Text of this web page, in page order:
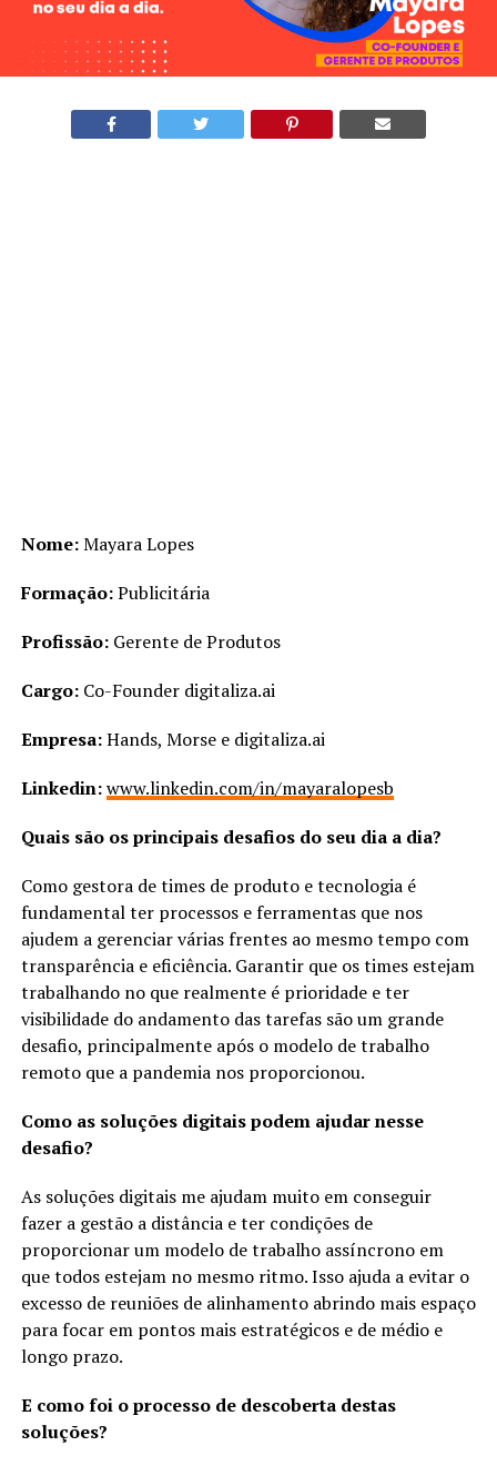
Nome:Mayara Lopes
Formação:Publicitária
Profissão: Gerente de Produtos
Cargo:Co-Founder digitaliza.ai
Empresa:Hands, Morse e digitaliza.ai
Linkedin:www.linkedin.com/in/mayaralopesb
Quais são os principais desafios do seu dia a dia?
Como gestora de times de produto e tecnologia é
fundamental ter processos e ferramentas que nos
ajudem a gerenciar várias frentes ao mesmo tempo com
transparência e eficiência. Garantir que os times estejam
trabalhando no que realmente é prioridade e ter
visibilidade do andamento das tarefas são um grande
desafio, principalmente após o modelo de trabalho
remoto que a pandemia nos proporcionou.
Como as soluções digitais podem ajudar nesse
desafio?
As soluções digitais me ajudam muito em conseguir
fazer a gestão a distância e ter condições de
proporcionar um modelo de trabalho assíncrono em
que todos estejam no mesmo ritmo. Isso ajuda a evitar o
excesso de reuniões de alinhamento abrindo mais espaço
para focar em pontos mais estratégicos e de médio e
longo prazo.
E como foi o processo de descoberta destas
soluções?